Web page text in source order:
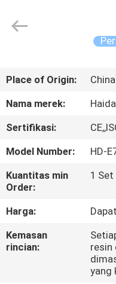
PRODUK
PERTUNJUKAN
TENTANG
KAMI
Place of Origin:
China
Nama merek:
Haida
Sertifikasi:
Model Number:
HD-
Kuantitas min
Order:
1 Set
Harga:
Kemasan
rincian:
resin
yang